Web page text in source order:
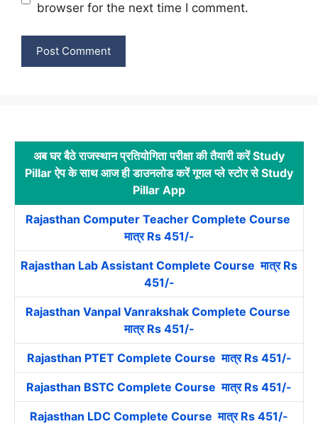
browser for the next time I comment.
अब घर बैठे राजस्थान प्रतियोगिता परीक्षा की तैयारी करें Study
Pillar ऐप के साथ आज ही डाउनलोड करें गूगल प्ले स्टोर से Study
Pillar App
Rajasthan Computer Teacher Complete Course
मात्र Rs 451/-
Rajasthan Lab Assistant Complete Course मात्र Rs
451/-
Rajasthan Vanpal Vanrakshak Complete Course
मात्र Rs 451/-
Rajasthan PTET Complete Course मात्र Rs 451/-
Rajasthan BSTC Complete Course मात्र Rs 451/-
Rajasthan LDC Complete Course मात्र Rs 451/-